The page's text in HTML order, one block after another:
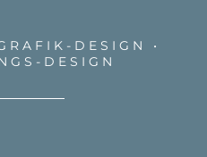
DESIGN •
DESIGN